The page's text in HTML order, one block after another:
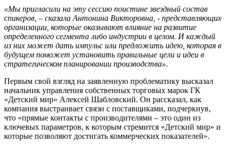
«Мы пригласили на эту сессию поистине звездный состав
спикеров, – сказала Антонина Викторовна, - представляющих
организации, которые оказывают влияние на развитие
определенного сегмента либо индустрии в целом. И каждый
из них может дать импульс или предложить идею, которая в
будущем поможет установить правильные цели и идеи в
стратегическом планировании производства».
Первым свой взгляд на заявленную проблематику высказал
начальник управления собственных торговых марок ГК
«Детский мир» Алексей Шабловский. Он рассказал, как
компания выстраивает связи с поставщиками, подчеркнув,
что «прямые контакты с производителями – это один из
ключевых параметров, к которым стремится «Детский мир» и
которые позволяют достигать коммерческих показателей».